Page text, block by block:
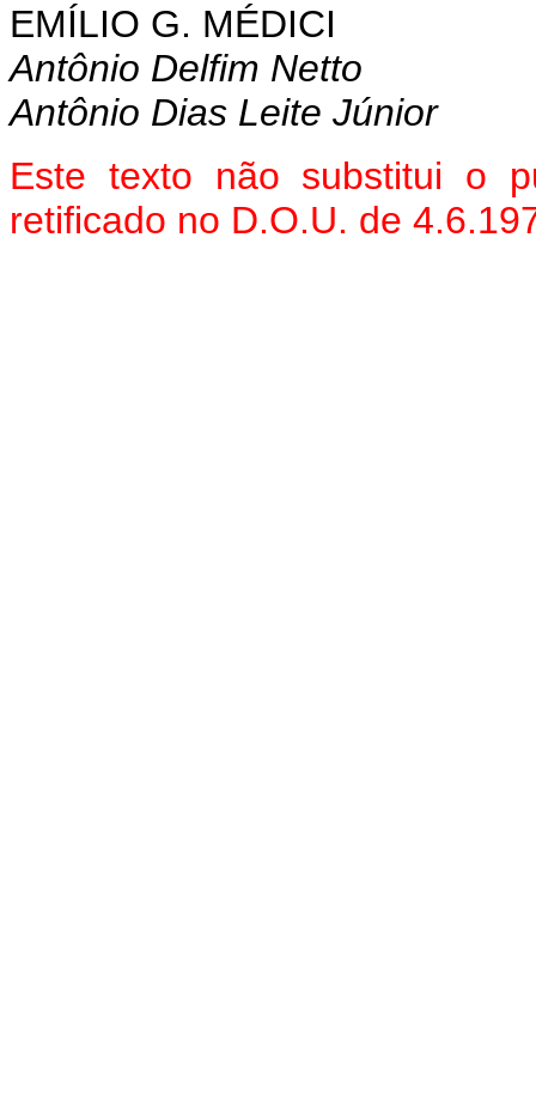
EMÍLIO G. MÉDICI
Antônio Delfim Netto
Antônio Dias Leite Júnior
Este texto não substitui o
retificado no D.O.U. de